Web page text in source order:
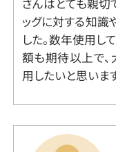
さんはとても親切
ッグに対する知識
した。数年使用し
額も期待以上で、
用したいと思いま